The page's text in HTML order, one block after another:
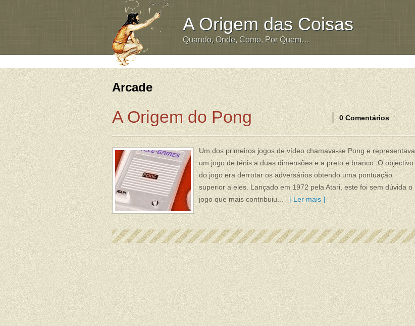
A Origem das Coisas
Quando, Onde, Como, Por Quem…
Arcade
A Origem do Pong 0 Comentários
Um dos primeiros jogos de vídeo chamava-se Pong e representava
um jogo de ténis a duas dimensões e a preto e branco. O objectivo
do jogo era derrotar os adversários obtendo uma pontuação
superior a eles. Lançado em 1972 pela Atari, este foi sem dúvida o
jogo que mais contribuiu...[ Ler mais ]